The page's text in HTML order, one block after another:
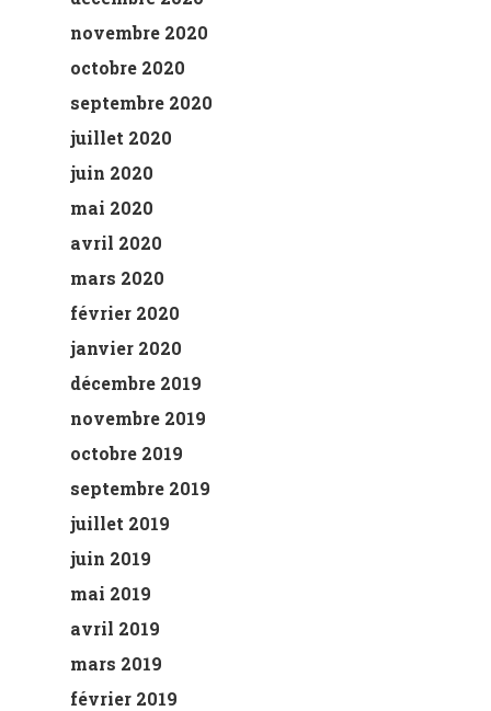
novembre 2020
octobre 2020
septembre 2020
juillet 2020
juin 2020
mai 2020
avril 2020
mars 2020
février 2020
janvier 2020
décembre 2019
novembre 2019
octobre 2019
septembre 2019
juillet 2019
juin 2019
mai 2019
avril 2019
mars 2019
février 2019